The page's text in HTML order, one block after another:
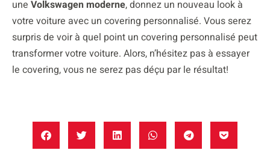
une Volkswagen moderne, donnez un nouveau look à
votre voiture avec un covering personnalisé. Vous serez
surpris de voir à quel point un covering personnalisé peut
transformer votre voiture. Alors, n’hésitez pas à essayer
le covering, vous ne serez pas déçu par le résultat!